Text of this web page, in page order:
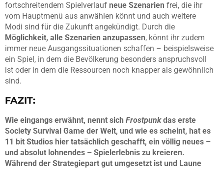
fortschreitendem Spielverlauf neue Szenarien frei, die ihr
vom Hauptmenü aus anwählen könnt und auch weitere
Modi sind für die Zukunft angekündigt. Durch die
Möglichkeit, alle Szenarien anzupassen, könnt ihr zudem
immer neue Ausgangssituationen schaffen – beispielsweise
ein Spiel, in dem die Bevölkerung besonders anspruchsvoll
ist oder in dem die Ressourcen noch knapper als gewöhnlich
sind.
FAZIT:
Wie eingangs erwähnt, nennt sich Frostpunkdas erste
Society Survival Game der Welt, und wie es scheint, hat es
11 bit Studios hier tatsächlich geschafft, ein völlig neues –
und absolut lohnendes – Spielerlebnis zu kreieren.
Während der Strategiepart gut umgesetzt ist und Laune